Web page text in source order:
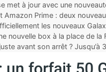
met à jour avec une
...
Amazon Prime : deux
les nouveaux
nouvelle box à la place de la
avant son arrêt ?